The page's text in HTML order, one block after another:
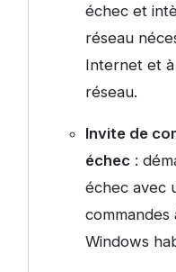
échec et
réseau
Internet et à
réseau.
Invite de
échec:
échec avec
commandes
Windows